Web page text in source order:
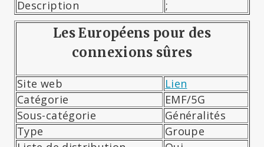
Description
;
Les Européens pour des
connexions sûres
Site web
Lien
Catégorie
EMF/5G
Sous-catégorie
Généralités
Type
Groupe